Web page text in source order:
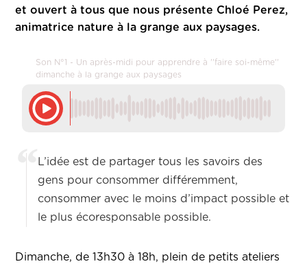
et ouvert à tous que nous présente Chloé Perez,
animatrice nature à la grange aux paysages.
Son N°1 - Un après-midi pour apprendre à ''faire soi-même''
dimanche à la grange aux paysages
L’idée est de partager tous les savoirs des
gens pour consommer différemment,
consommer avec le moins d’impact possible et
le plus écoresponsable possible.
Dimanche, de 13h30 à 18h, plein de petits ateliers